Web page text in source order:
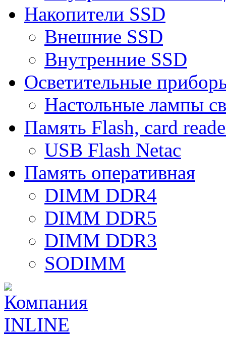
Накопители SSD
Внешние SSD
Внутренние SSD
Осветительные
Настольные лампы
Память Flash, card
USB Flash Netac
Память оперативная
DIMM DDR4
DIMM DDR5
DIMM DDR3
SODIMM